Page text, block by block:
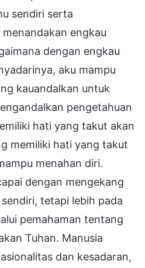
sendiri serta
engkau
dengan engkau
aku mampu
kauandalkan untuk
pengetahuan
hati yang takut akan
memiliki hati yang takut
menahan diri.
dengan mengekang
tetapi lebih pada
pemahaman tentang
Tuhan. Manusia
dan kesadaran,